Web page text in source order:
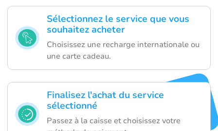
Sélectionnez le service que vous
souhaitez acheter
Choisissez une recharge internationale ou
une carte cadeau.
Finalisez l'achat du service
sélectionné
Passez à la caisse et choisissez votre